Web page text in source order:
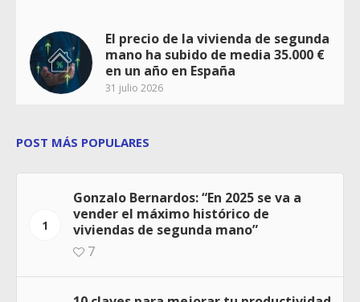
El precio de la vivienda de segunda
mano ha subido de media 35.000 €
en un año en España
31 julio 2026
POST MÁS POPULARES
1
Gonzalo Bernardos: “En 2025 se va a
vender el máximo histórico de
viviendas de segunda mano”
7